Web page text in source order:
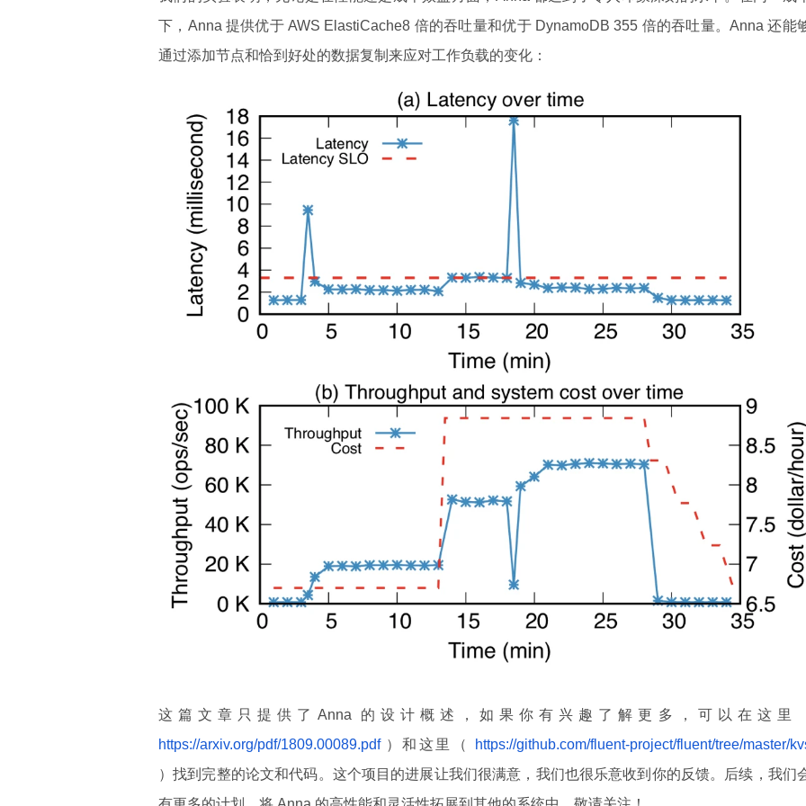
下，Anna 提供优于 AWS ElastiCache8 倍的吞吐量和优于 DynamoDB 355 倍的吞吐量。Anna 还能
通过添加节点和恰到好处的数据复制来应对工作负载的变化：
这篇文章只提供了Anna 的设计概述，如果你有兴趣了解更多，可以在这里
https://arxiv.org/pdf/1809.00089.pdf ）和这里（
https://github.com/fluent-project/fluent/tree/master/
）找到完整的论文和代码。这个项目的进展让我们很满意，我们也很乐意收到你的反馈。后续，我们